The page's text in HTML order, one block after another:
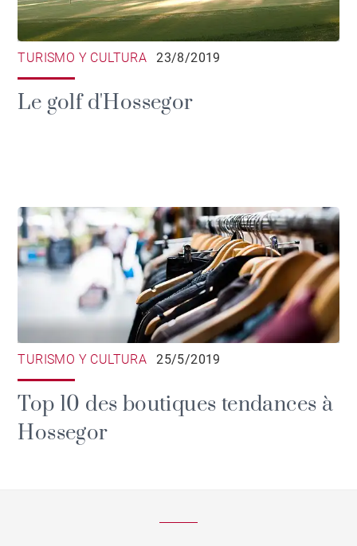
TURISMO Y CULTURA 23/8/2019
Le golf d'Hossegor
TURISMO Y CULTURA 25/5/2019
Top 10 des boutiques tendances à
Hossegor